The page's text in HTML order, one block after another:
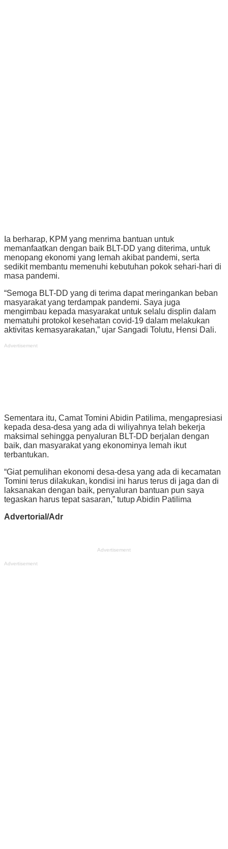
Ia berharap, KPM yang menrima bantuan untuk
memanfaatkan dengan baik BLT-DD yang diterima, untuk
menopang ekonomi yang lemah akibat pandemi, serta
sedikit membantu memenuhi kebutuhan pokok sehari-hari di
masa pandemi.
“Semoga BLT-DD yang di terima dapat meringankan beban
masyarakat yang terdampak pandemi. Saya juga
mengimbau kepada masyarakat untuk selalu displin dalam
mematuhi protokol kesehatan covid-19 dalam melakukan
aktivitas kemasyarakatan,” ujar Sangadi Tolutu, Hensi Dali.
Advertisement
Sementara itu, Camat Tomini Abidin Patilima, mengapresiasi
kepada desa-desa yang ada di wiliyahnya telah bekerja
maksimal sehingga penyaluran BLT-DD berjalan dengan
baik, dan masyarakat yang ekonominya lemah ikut
terbantukan.
“Giat pemulihan ekonomi desa-desa yang ada di kecamatan
Tomini terus dilakukan, kondisi ini harus terus di jaga dan di
laksanakan dengan baik, penyaluran bantuan pun saya
tegaskan harus tepat sasaran,” tutup Abidin Patilima
Advertorial/Adr
Advertisement
Advertisement